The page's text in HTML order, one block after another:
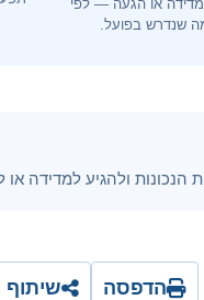
מדידה או הגעה — לפי
שנדרש בפועל.
ולהגיע למדידה או
הדפסה שיתוף